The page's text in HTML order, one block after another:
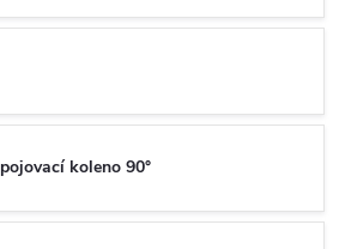
koleno 90°